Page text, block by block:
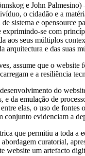
e John
o cidadão e a
sistema e opensource
se com
aos seus múltiplos
arquitectura e das suas
assume que o
e a resiliência
do
da emulação de
elas, o uso de
evidenciam a
que permitiu a toda
curatorial,
website um artefacto